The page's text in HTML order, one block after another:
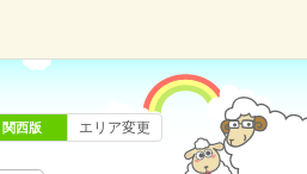
関西版 エリア変更